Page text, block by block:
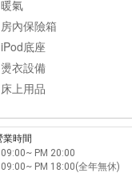
暖氣
房內保險箱
iPod底座
燙衣設備
床上用品